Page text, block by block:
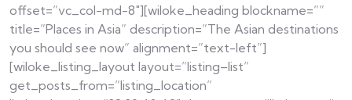
offset=”vc_col-md-8″][wiloke_heading blockname=””
title=”Places in Asia” description=”The Asian destinations
you should see now” alignment=”text-left”]
[wiloke_listing_layout layout=”listing–list”
get_posts_from=”listing_location”